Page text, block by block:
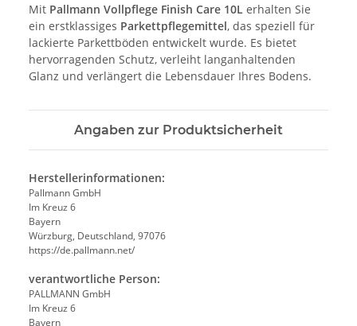
Mit Pallmann Vollpflege Finish Care 10L erhalten Sie
ein erstklassiges Parkettpflegemittel, das speziell für
lackierte Parkettböden entwickelt wurde. Es bietet
hervorragenden Schutz, verleiht langanhaltenden
Glanz und verlängert die Lebensdauer Ihres Bodens.
Angaben zur Produktsicherheit
Herstellerinformationen:
Pallmann GmbH
Im Kreuz 6
Bayern
Würzburg, Deutschland, 97076
https://de.pallmann.net/
verantwortliche Person:
PALLMANN GmbH
Im Kreuz 6
Bayern